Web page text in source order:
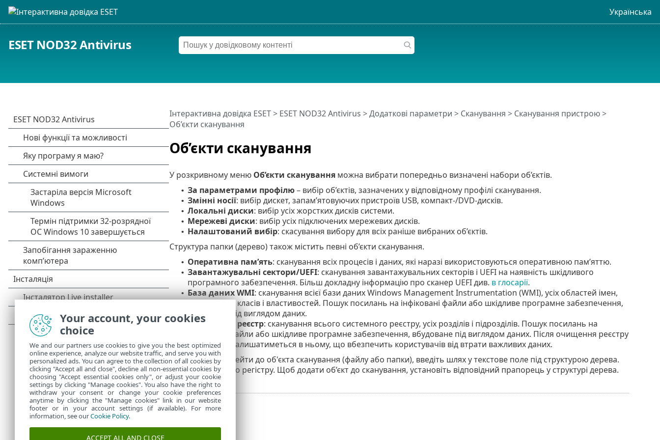
Українська
ESET NOD32 Antivirus
Об’єкти сканування
Інтерактивна довідка ESET> ESET NOD32 Antivirus >Додаткові параметри > Сканування > Сканування пристрою>
Об’єкти сканування
У розкривному меню Об’єкти скануванняможна вибрати попередньо визначені набори об’єктів.
• За параметрами профілю– вибір об’єктів, зазначених у відповідному профілі сканування.
• Змінні носії: вибір дискет, запам’ятовуючих пристроїв USB, компакт-/DVD-дисків.
• Локальні диски: вибір усіх жорстких дисків системи.
• Мережеві диски: вибір усіх підключених мережевих дисків.
• Налаштований вибір: скасування вибору для всіх раніше вибраних об’єктів.
Структура папки (дерево) також містить певні об’єкти сканування.
• Оперативна пам’ять: сканування всіх процесів і даних, які наразі використовуються оперативною пам’яттю.
• Завантажувальні сектори/UEFI: сканування завантажувальних секторів і UEFI на наявність шкідливого
програмного забезпечення. Більш докладну інформацію про сканер UEFI див. в глосарії.
• База даних WMI: сканування всієї бази даних Windows Management Instrumentation (WMI), усіх областей імен,
екземплярів класів і властивостей. Пошук посилань на інфіковані файли або шкідливе програмне забезпечення,
вбудоване під виглядом даних.
• Системний реєстр: сканування всього системного реєстру, усіх розділів і підрозділів. Пошук посилань на
інфіковані файли або шкідливе програмне забезпечення, вбудоване під виглядом даних. Після очищення реєстру
посилання залишатиметься в ньому, що вбезпечить користувачів від втрати важливих даних.
Щоб швидко перейти до об'єкта сканування (файлу або папки), введіть шлях у текстове поле під структурою дерева.
Шлях чутливий до регістру. Щоб додати об’єкт до сканування, установіть відповідний прапорець у структурі дерева.
Your account, your cookies
choice
We and our partners use cookies to give you the best optimized
online experience, analyze our website traffic, and serve you with
personalized ads. You can agree to the collection of all cookies by
clicking "Accept all and close", decline all non-essential cookies by
choosing "Accept essential cookies only", or adjust your cookie
settings by clicking "Manage cookies". You also have the right to
withdraw your consent or change your cookie preferences
anytime by clicking the "Manage cookies" link in our website
footer or in your account settings (if available). For more
information, see ourCookie Policy.
ACCEPT ALL AND CLOSE